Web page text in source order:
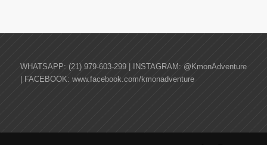
WHATSAPP: (21) 979-603-299 | INSTAGRAM: @KmonAdventure
| FACEBOOK: www.facebook.com/kmonadventure